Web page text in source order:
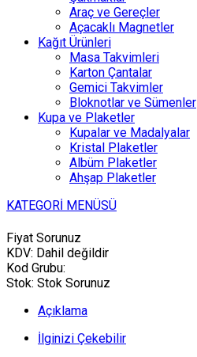
Araç ve Gereçler
Açacaklı Magnetler
Kağıt Ürünleri
Masa Takvimleri
Karton Çantalar
Gemici Takvimler
Bloknotlar ve Sümenler
Kupa ve Plaketler
Kupalar ve Madalyalar
Kristal Plaketler
Albüm Plaketler
Ahşap Plaketler
KATEGORİ MENÜSÜ
Fiyat Sorunuz
KDV: Dahil değildir
Kod Grubu:
Stok: Stok Sorunuz
Açıklama
İlginizi Çekebilir